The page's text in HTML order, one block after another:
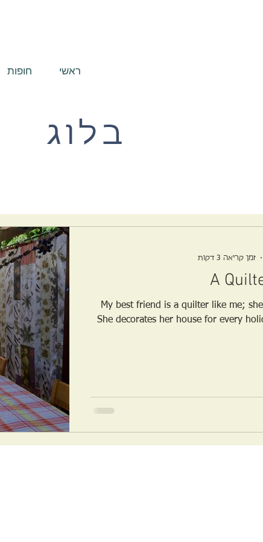
ראשי חופות
בלוג
A
My best friend is a quilter like me;
She decorates her house for every
זמן קריאה 3 דקות